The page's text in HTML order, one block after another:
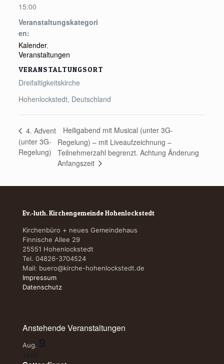
15:00
Veranstaltungskategori
en:
Kalender,
Veranstaltungen
VERANSTALTUNGSORT
Dreifaltigkeitskirche
Hohenlockstedt, Deutschland
4. Advent
(unter 3G-
Regelung)
Heiligabend mit Musical (unter 3G-
Regelung) – mit Liveaufzeichnung –
Teilnehmerzahl begrenzt. Achtung Änderung
Anfangszeit
Ev.-luth. Kirchengemeinde Hohenlockstedt
Kirchenbüro + neues Gemeindehaus
Finnische Allee 29
25551 Hohenlockstedt
Tel. 04826-3704524
Mail: buero@kirche-hohenlockstedt.de
Impressum
Datenschutz
Anstehende Veranstaltungen
Aug. 9
10:00